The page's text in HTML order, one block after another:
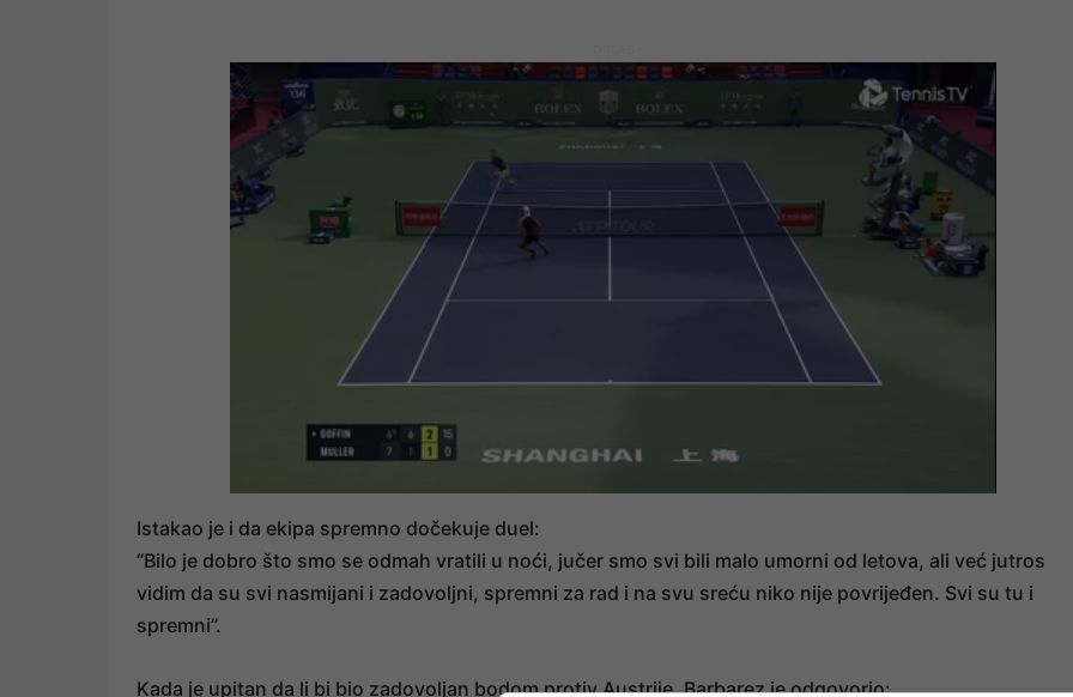
Istakao je i da ekipa spremno dočekuje duel:
“Bilo je dobro što smo se odmah vratili u noći, jučer smo svi bili malo umorni od letova, ali već jutros
vidim da su svi nasmijani i zadovoljni, spremni za rad i na svu sreću niko nije povrijeđen. Svi su tu i
spremni”.
Kada je upitan da li bi bio zadovoljan bodom protiv Austrije, Barbarez je odgovorio: